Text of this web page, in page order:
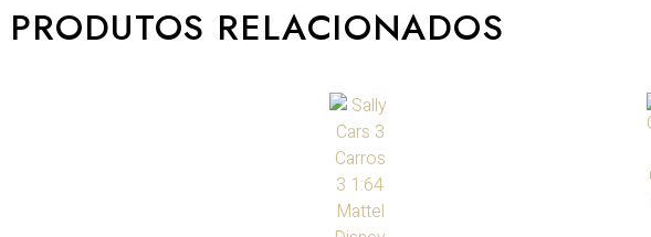
PRODUTOS RELACIONADOS